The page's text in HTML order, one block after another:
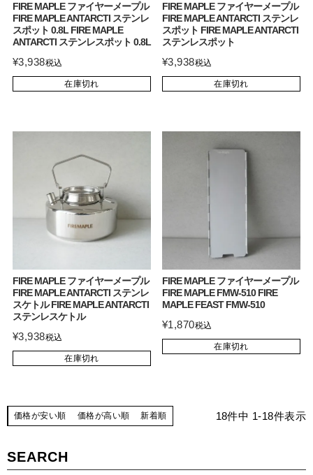
SEARCH
FIRE MAPLE ファイヤーメープル
FIRE MAPLE ANTARCTI ステンレ
スポット 0.8L FIRE MAPLE
ANTARCTI ステンレスポット 0.8L
¥3,938税込
在庫切れ
FIRE MAPLE ファイヤーメープル
FIRE MAPLE ANTARCTI ステンレ
スポット FIRE MAPLE ANTARCTI
ステンレスポット
¥3,938税込
在庫切れ
FIRE MAPLE ファイヤーメープル
FIRE MAPLE ANTARCTI ステンレ
スケトル FIRE MAPLE ANTARCTI
ステンレスケトル
¥3,938税込
在庫切れ
FIRE MAPLE ファイヤーメープル
FIRE MAPLE FMW-510 FIRE
MAPLE FEAST FMW-510
¥1,870税込
在庫切れ
価格が安い順 価格が高い順 新着順 18件中 1-18件表示